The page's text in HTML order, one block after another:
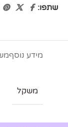
שתפו:
מידע נוסף
משקל